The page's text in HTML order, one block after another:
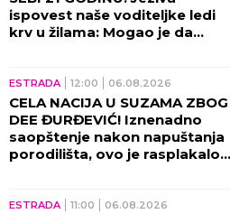
ispovest naše voditeljke ledi
krv u žilama: Mogao je da
ESTRADA 12:00 06.08.2026
CELA NACIJA U SUZAMA ZBOG
DEE ĐURĐEVIĆ! Iznenadno
saopštenje nakon napuštanja
porodilišta, ovo je rasplakalo
ESTRADA 11:00 06.08.2026